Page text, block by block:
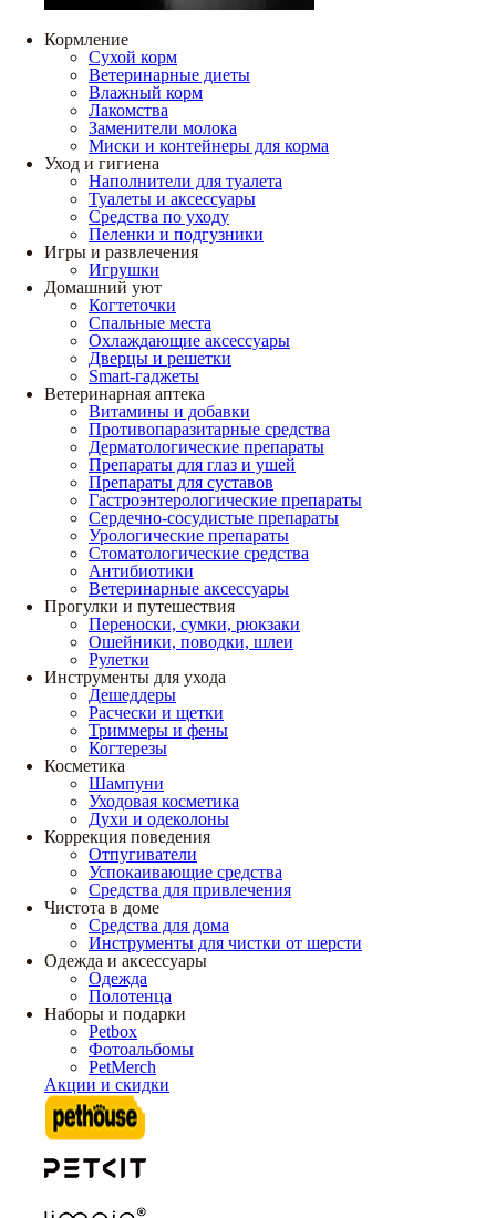
Кормление
Сухой корм
Ветеринарные диеты
Влажный корм
Лакомства
Заменители молока
Миски и контейнеры для корма
Уход и гигиена
Наполнители для туалета
Туалеты и аксессуары
Средства по уходу
Пеленки и подгузники
Игры и развлечения
Игрушки
Домашний уют
Когтеточки
Спальные места
Охлаждающие аксессуары
Дверцы и решетки
Smart-гаджеты
Ветеринарная аптека
Витамины и добавки
Противопаразитарные средства
Дерматологические препараты
Препараты для глаз и ушей
Препараты для суставов
Гастроэнтерологические препараты
Сердечно-сосудистые препараты
Урологические препараты
Стоматологические средства
Антибиотики
Ветеринарные аксессуары
Прогулки и путешествия
Переноски, сумки, рюкзаки
Ошейники, поводки, шлеи
Рулетки
Инструменты для ухода
Дешеддеры
Расчески и щетки
Триммеры и фены
Когтерезы
Косметика
Шампуни
Уходовая косметика
Духи и одеколоны
Коррекция поведения
Отпугиватели
Успокаивающие средства
Средства для привлечения
Чистота в доме
Средства для дома
Инструменты для чистки от шерсти
Одежда и аксессуары
Одежда
Полотенца
Наборы и подарки
Petbox
Фотоальбомы
PetMerch
Акции и скидки